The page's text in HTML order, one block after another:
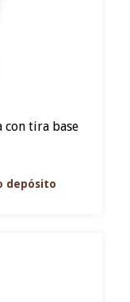
con tira base
depósito